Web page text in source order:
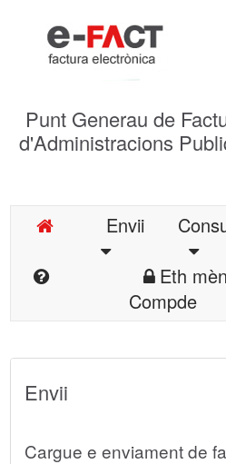
Punt Generau de
d'Administracions
Envii
Eth mèn
Compde
Envii
Cargue e enviament de